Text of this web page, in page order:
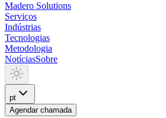
Madero Solutions
Serviços
Indústrias
Tecnologias
Metodologia
NotíciasSobre
pt
Agendar chamada